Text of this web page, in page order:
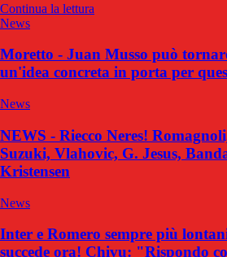
Continua la lettura
News
Moretto - Juan Musso può
un'idea concreta in porta per
News
NEWS - Riecco Neres!
Suzuki, Vlahovic, G. Jesus,
Kristensen
News
Inter e Romero sempre più
succede ora! Chivu: "Rispondo